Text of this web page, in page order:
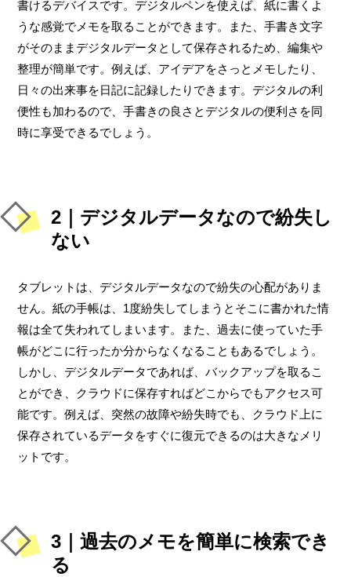
書けるデバイスです。デジタルペンを使えば、紙に書くよ
うな感覚でメモを取ることができます。また、手書き文字
がそのままデジタルデータとして保存されるため、編集や
整理が簡単です。例えば、アイデアをさっとメモしたり、
日々の出来事を日記に記録したりできます。デジタルの利
便性も加わるので、手書きの良さとデジタルの便利さを同
時に享受できるでしょう。
2｜デジタルデータなので紛失し
ない
タブレットは、デジタルデータなので紛失の心配がありま
せん。紙の手帳は、1度紛失してしまうとそこに書かれた情
報は全て失われてしまいます。また、過去に使っていた手
帳がどこに行ったか分からなくなることもあるでしょう。
しかし、デジタルデータであれば、バックアップを取るこ
とができ、クラウドに保存すればどこからでもアクセス可
能です。例えば、突然の故障や紛失時でも、クラウド上に
保存されているデータをすぐに復元できるのは大きなメリ
ットです。
3｜過去のメモを簡単に検索でき
る